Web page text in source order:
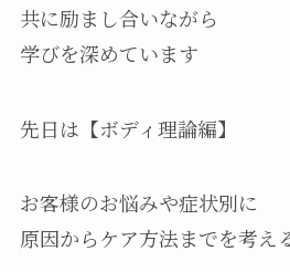
共に励まし合いながら
学びを深めています
先日は【ボディ理論編】
お客様のお悩みや症状別に
原因からケア方法までを考え